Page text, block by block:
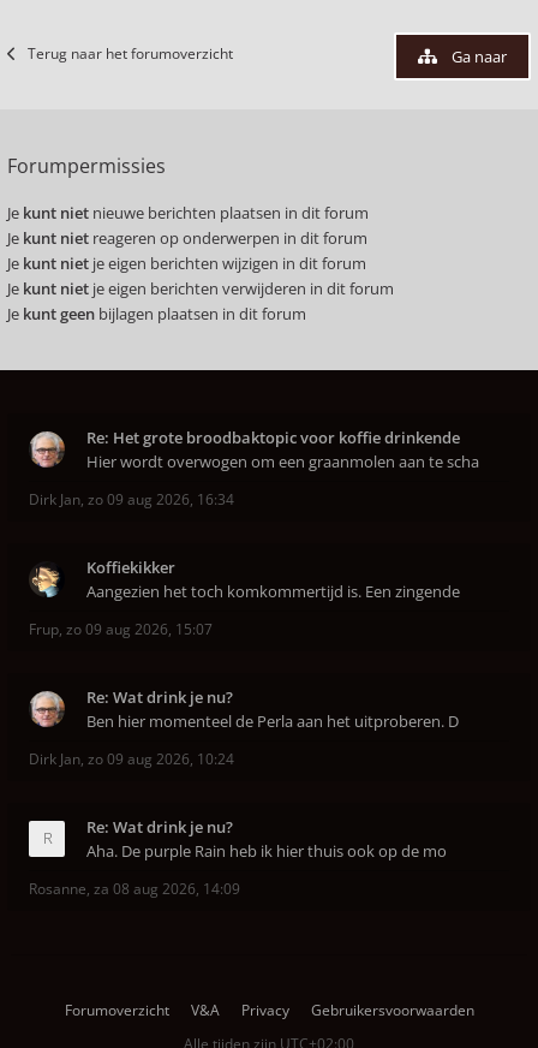
Terug naar het forumoverzicht Ga naar
Forumpermissies
Je kunt niet nieuwe berichten plaatsen in dit forum
Je kunt niet reageren op onderwerpen in dit forum
Je kunt niet je eigen berichten wijzigen in dit forum
Je kunt niet je eigen berichten verwijderen in dit forum
Je kunt geen bijlagen plaatsen in dit forum
Re: Het grote broodbaktopic voor koffie drinkende
Hier wordt overwogen om een graanmolen aan te scha
Dirk Jan, zo 09 aug 2026, 16:34
Koffiekikker
Aangezien het toch komkommertijd is. Een zingende
Frup, zo 09 aug 2026, 15:07
Re: Wat drink je nu?
Ben hier momenteel de Perla aan het uitproberen. D
Dirk Jan, zo 09 aug 2026, 10:24
Re: Wat drink je nu?
Aha. De purple Rain heb ik hier thuis ook op de mo
Rosanne, za 08 aug 2026, 14:09
Forumoverzicht V&A Privacy
Gebruikersvoorwaarden
Alle tijden zijn UTC+02:00